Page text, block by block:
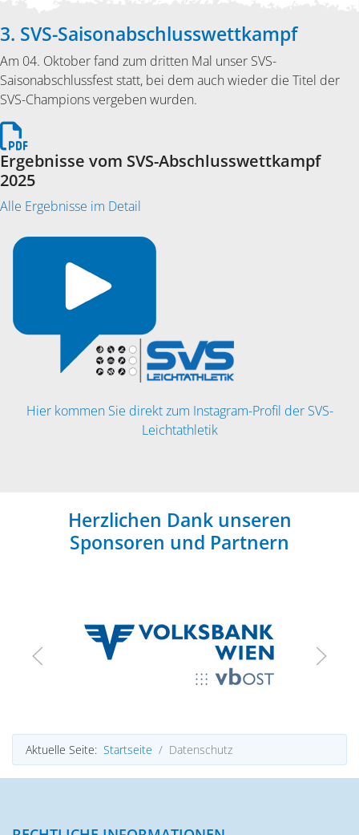
3. SVS-Saisonabschlusswettkampf
Am 04. Oktober fand zum dritten Mal unser SVS-
Saisonabschlussfest statt, bei dem auch wieder die Titel der
SVS-Champions vergeben wurden.
Ergebnisse vom SVS-Abschlusswettkampf
2025
Alle Ergebnisse im Detail
Hier kommen Sie direkt zum Instagram-Profil der SVS-
Leichtathletik
Herzlichen Dank unseren
Sponsoren und Partnern
Aktuelle Seite: Startseite Datenschutz